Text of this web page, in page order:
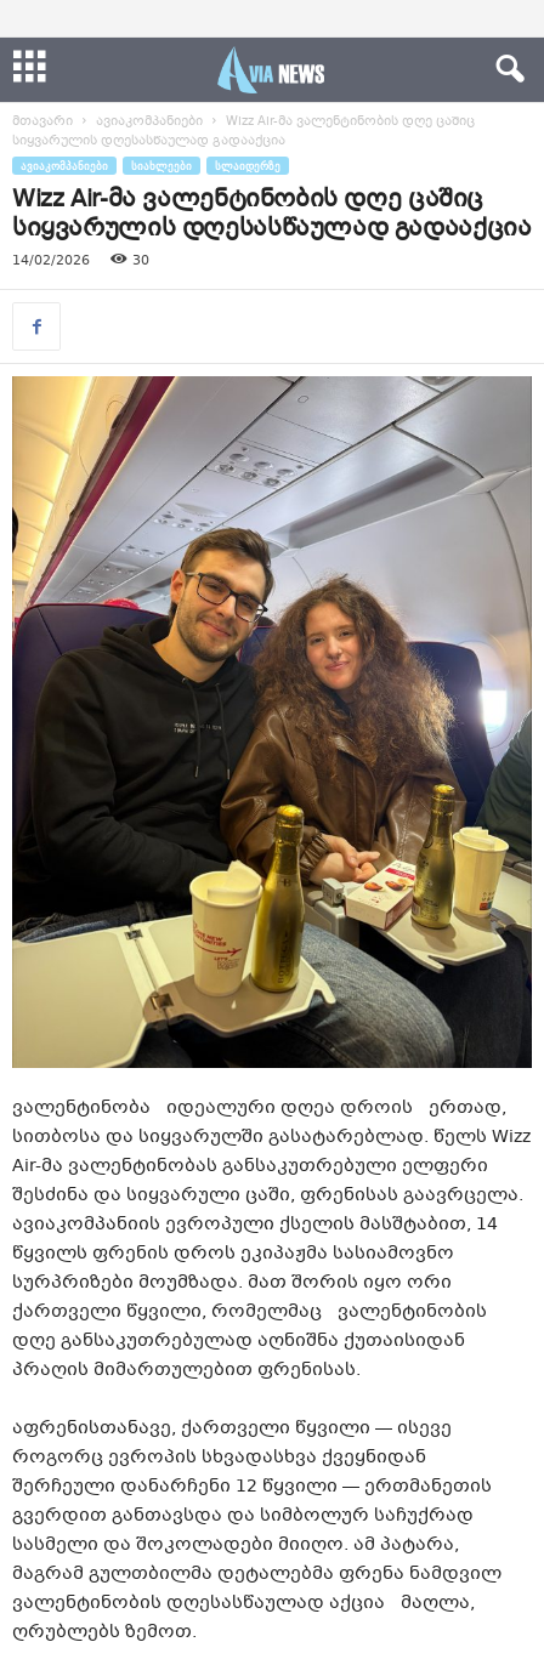
მთავარი ავიაკომპანიები
Wizz Air-მა ვალენტინობის დღე ცაშიც
სიყვარულის დღესასწაულად გადააქცია
ᲐᲕᲘᲐᲙᲝᲛᲞᲐᲜᲘᲔᲑᲘ ᲡᲘᲐᲮᲚᲔᲔᲑᲘ ᲡᲚᲐᲘᲓᲔᲠᲖᲔ
Wizz Air-მა ვალენტინობის დღე ცაშიც
სიყვარულის დღესასწაულად გადააქცია
14/02/2026 30
ვალენტინობა იდეალური დღეა დროის
ერთად,
სითბოსა და სიყვარულში გასატარებლად. წელს Wizz
Air-მა ვალენტინობას განსაკუთრებული ელფერი
შესძინა და სიყვარული ცაში, ფრენისას გაავრცელა.
ავიაკომპანიის ევროპული ქსელის მასშტაბით, 14
წყვილს ფრენის დროს ეკიპაჟმა სასიამოვნო
სურპრიზები მოუმზადა. მათ შორის იყო ორი
ქართველი წყვილი, რომელმაც
ვალენტინობის
დღე განსაკუთრებულად აღნიშნა ქუთაისიდან
პრაღის მიმართულებით ფრენისას.
აფრენისთანავე, ქართველი წყვილი — ისევე
როგორც ევროპის სხვადასხვა ქვეყნიდან
შერჩეული დანარჩენი 12 წყვილი — ერთმანეთის
გვერდით განთავსდა და სიმბოლურ საჩუქრად
სასმელი და შოკოლადები მიიღო. ამ პატარა,
მაგრამ გულთბილმა დეტალებმა ფრენა ნამდვილ
ვალენტინობის დღესასწაულად აქცია
მაღლა,
ღრუბლებს ზემოთ.